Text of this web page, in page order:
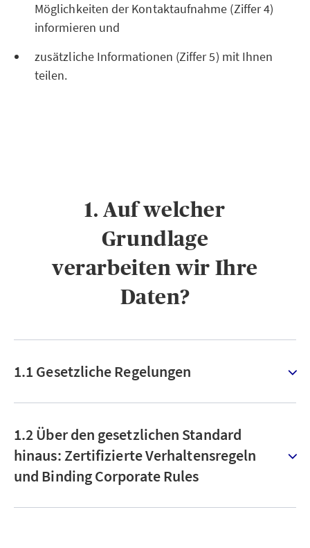
Möglichkeiten der Kontaktaufnahme (Ziffer 4)
informieren und
zusätzliche Informationen (Ziffer 5) mit Ihnen
teilen.
1. Auf welcher
Grundlage
verarbeiten wir Ihre
Daten?
1.1 Gesetzliche Regelungen
1.2 Über den gesetzlichen Standard
hinaus: Zertifizierte Verhaltensregeln
und Binding Corporate Rules